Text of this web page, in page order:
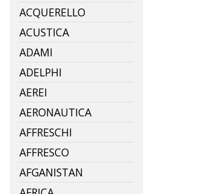
ACQUERELLO
ACUSTICA
ADAMI
ADELPHI
AEREI
AERONAUTICA
AFFRESCHI
AFFRESCO
AFGANISTAN